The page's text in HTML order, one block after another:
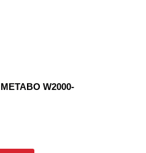
W2000-